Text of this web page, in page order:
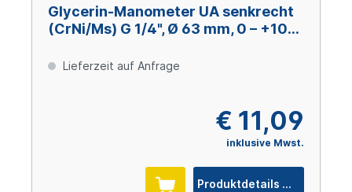
Glycerin-Manometer UA senkrecht
(CrNi/Ms) G 1/4", Ø 63 mm, 0 – +100
Lieferzeit auf Anfrage
€ 11,09
inklusive Mwst.
Produktdetails